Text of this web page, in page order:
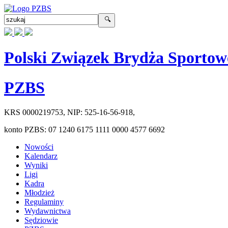
Polski Związek Brydża
PZBS
KRS 0000219753, NIP: 525-16-56-918,
konto PZBS: 07 1240 6175 1111 0000 4577 6692
Nowości
Kalendarz
Wyniki
Ligi
Kadra
Młodzież
Regulaminy
Wydawnictwa
Sędziowie